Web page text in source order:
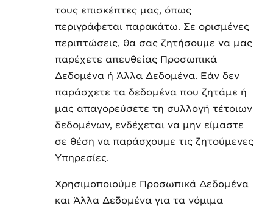
τους επισκέπτες μας, όπως
περιγράφεται παρακάτω. Σε ορισμένες
περιπτώσεις, θα σας ζητήσουμε να μας
παρέχετε απευθείας Προσωπικά
Δεδομένα ή Άλλα Δεδομένα. Εάν δεν
παράσχετε τα δεδομένα που ζητάμε ή
μας απαγορεύσετε τη συλλογή τέτοιων
δεδομένων, ενδέχεται να μην είμαστε
σε θέση να παράσχουμε τις ζητούμενες
Υπηρεσίες.
Χρησιμοποιούμε Προσωπικά Δεδομένα
και Άλλα Δεδομένα για τα νόμιμα